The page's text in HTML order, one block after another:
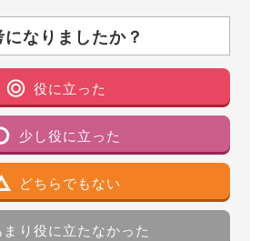
になりましたか？
役に立った
少し役に立った
どちらでもない
まり役に立たなかった